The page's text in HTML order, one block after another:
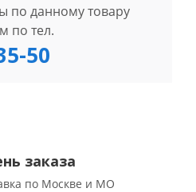
по данному товару
по тел.
50
заказа
по Москве и МО